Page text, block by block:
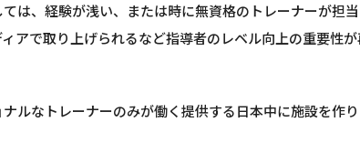
は、経験が浅い、または時に無資格のトレーナーが担
アで取り上げられるなど指導者のレベル向上の重要性
ルなトレーナーのみが働く提供する日本中に施設を作